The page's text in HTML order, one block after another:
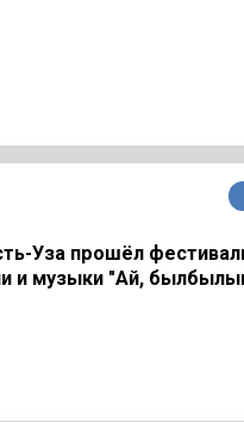
Уза прошёл
и музыки "Ай,